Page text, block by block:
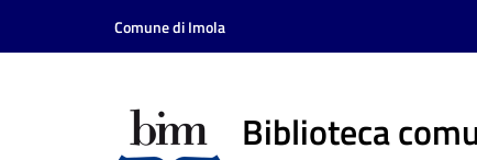
Vai al contenuto
Vai alla navigazione
Comune di Imola
Biblioteca